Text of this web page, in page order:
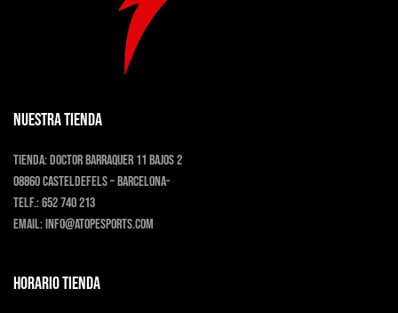
elegir
página
NUESTRA TIENDA
Tienda:Doctor Barraquer 11 bajos 2
08860 Casteldefels – Barcelona-
Telf.:652 740 213
Email:info@atopesports.com
HORARIO TIENDA